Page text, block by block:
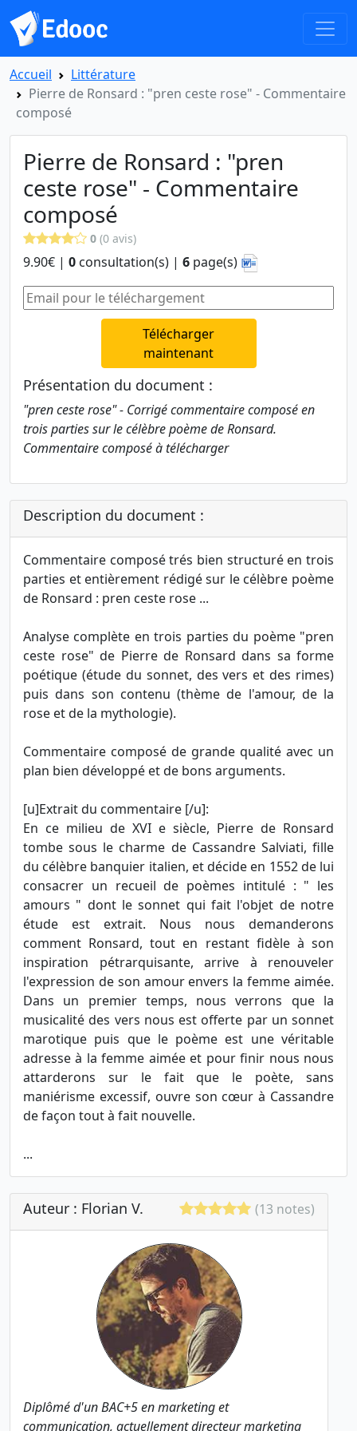
Accueil
Littérature
Pierre de Ronsard : "pren ceste rose" - Commentaire
composé
Pierre de Ronsard : "pren
ceste rose" - Commentaire
composé
0 (0 avis)
9.90€ | 0 consultation(s) | 6 page(s)
Télécharger
maintenant
Présentation du document :
"pren ceste rose" - Corrigé commentaire composé en
trois parties sur le célèbre poème de Ronsard.
Commentaire composé à télécharger
Description du document :
Commentaire composé trés bien structuré en trois
parties et entièrement rédigé sur le célèbre poème
de Ronsard : pren ceste rose ...
Analyse complète en trois parties du poème "pren
ceste rose" de Pierre de Ronsard dans sa forme
poétique (étude du sonnet, des vers et des rimes)
puis dans son contenu (thème de l'amour, de la
rose et de la mythologie).
Commentaire composé de grande qualité avec un
plan bien développé et de bons arguments.
[u]Extrait du commentaire [/u]:
En ce milieu de XVI e siècle, Pierre de Ronsard
tombe sous le charme de Cassandre Salviati, fille
du célèbre banquier italien, et décide en 1552 de lui
consacrer un recueil de poèmes intitulé : " les
amours " dont le sonnet qui fait l'objet de notre
étude est extrait. Nous nous demanderons
comment Ronsard, tout en restant fidèle à son
inspiration pétrarquisante, arrive à renouveler
l'expression de son amour envers la femme aimée.
Dans un premier temps, nous verrons que la
musicalité des vers nous est offerte par un sonnet
marotique puis que le poème est une véritable
adresse à la femme aimée et pour finir nous nous
attarderons sur le fait que le poète, sans
maniérisme excessif, ouvre son cœur à Cassandre
de façon tout à fait nouvelle.
...
Auteur : Florian V. (13 notes)
Diplômé d'un BAC+5 en marketing et
communication, actuellement directeur marketing